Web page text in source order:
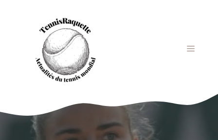
MENU